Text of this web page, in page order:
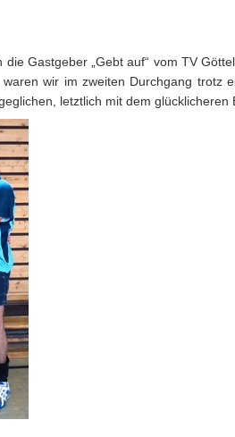
die Gastgeber „Gebt auf“ vom TV
wir im zweiten Durchgang trotz
letztlich mit dem glücklicheren